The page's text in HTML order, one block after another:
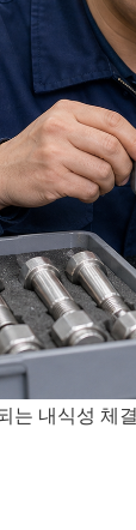
는 내식성 체